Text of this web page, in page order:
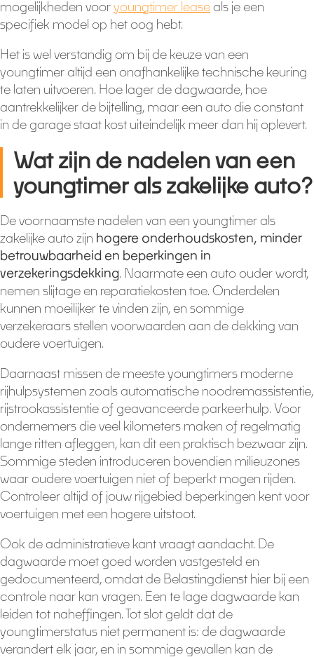
mogelijkheden vooryoungtimer leaseals je een
specifiek model op het oog hebt.
Het is wel verstandig om bij de keuze van een
youngtimer altijd een onafhankelijke technische keuring
te laten uitvoeren. Hoe lager de dagwaarde, hoe
aantrekkelijker de bijtelling, maar een auto die constant
in de garage staat kost uiteindelijk meer dan hij oplevert.
Wat zijn de nadelen van een
youngtimer als zakelijke auto?
De voornaamste nadelen van een youngtimer als
zakelijke auto zijn hogere onderhoudskosten, minder
betrouwbaarheid en beperkingen in
verzekeringsdekking. Naarmate een auto ouder wordt,
nemen slijtage en reparatiekosten toe. Onderdelen
kunnen moeilijker te vinden zijn, en sommige
verzekeraars stellen voorwaarden aan de dekking van
oudere voertuigen.
Daarnaast missen de meeste youngtimers moderne
rijhulpsystemen zoals automatische noodremassistentie,
rijstrookassistentie of geavanceerde parkeerhulp. Voor
ondernemers die veel kilometers maken of regelmatig
lange ritten afleggen, kan dit een praktisch bezwaar zijn.
Sommige steden introduceren bovendien milieuzones
waar oudere voertuigen niet of beperkt mogen rijden.
Controleer altijd of jouw rijgebied beperkingen kent voor
voertuigen met een hogere uitstoot.
Ook de administratieve kant vraagt aandacht. De
dagwaarde moet goed worden vastgesteld en
gedocumenteerd, omdat de Belastingdienst hier bij een
controle naar kan vragen. Een te lage dagwaarde kan
leiden tot naheffingen. Tot slot geldt dat de
youngtimerstatus niet permanent is: de dagwaarde
verandert elk jaar, en in sommige gevallen kan de